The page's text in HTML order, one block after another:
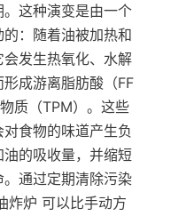
。这种演变是由一个
：随着油被加热和
会发生热氧化、水解
成游离脂肪酸（FF
质（TPM）。这些
食物的味道产生负
油的吸收量，并缩短
。通过定期清除污染
炸炉 可以比手动方